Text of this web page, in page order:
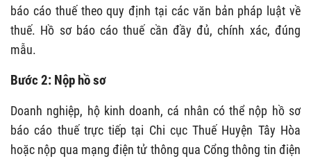
báo cáo thuế theo quy định tại các văn bản pháp luật về
thuế. Hồ sơ báo cáo thuế cần đầy đủ, chính xác, đúng
mẫu.
Bước 2: Nộp hồ sơ
Doanh nghiệp, hộ kinh doanh, cá nhân có thể nộp hồ sơ
báo cáo thuế trực tiếp tại Chi cục Thuế Huyện Tây Hòa
hoặc nộp qua mạng điện tử thông qua Cổng thông tin điện